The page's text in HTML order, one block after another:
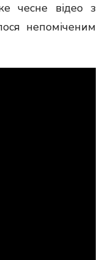
чесне відео з
непоміченим